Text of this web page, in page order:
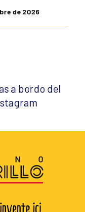
de 2026
a bordo del